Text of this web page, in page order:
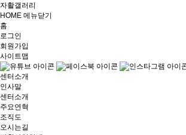
자활갤러리
HOME 메뉴닫기
홈
로그인
회원가입
사이트맵
센터소개
인사말
센터소개
주요연혁
조직도
오시는길